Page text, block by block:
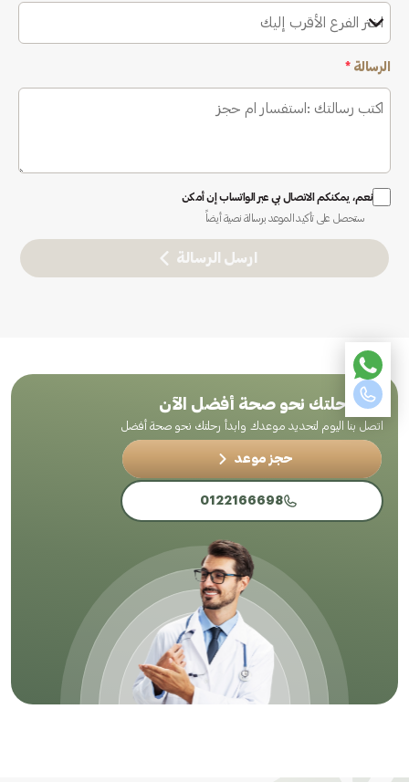
اختر الفرع الأقرب إليك
الرسالة *
نعم، يمكنكم الاتصال بي عبر الواتساب إن أمكن
ستحصل على تأكيد الموعد برسالة نصية أيضاً
ارسل الرسالة
ابدأ رحلتك نحو صحة أفضل الآن
اتصل بنا اليوم لتحديد موعدك وابدأ رحلتك نحو صحة أفضل
حجز موعد
0122166698